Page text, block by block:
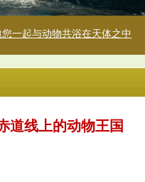
2018-11-07
天体之中
道线上的动物王国